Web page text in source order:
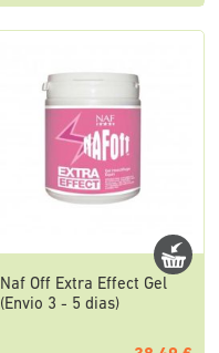
Naf Off Extra Effect Gel
(Envio 3 - 5 dias)